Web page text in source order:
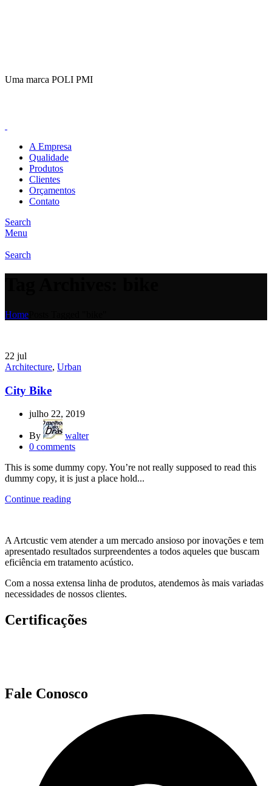
Uma marca POLI PMI
A Empresa
Qualidade
Produtos
Clientes
Orçamentos
Contato
Search
Menu
Search
Home
22 jul
Architecture, Urban
City Bike
julho 22, 2019
By
walter
0 comments
This is some dummy copy. You’re not really supposed to read this
dummy copy, it is just a place hold...
Continue reading
A Artcustic vem atender a um mercado ansioso por inovações e tem
apresentado resultados surpreendentes a todos aqueles que buscam
eficiência em tratamento acústico.
Com a nossa extensa linha de produtos, atendemos às mais variadas
necessidades de nossos clientes.
Certificações
Fale Conosco